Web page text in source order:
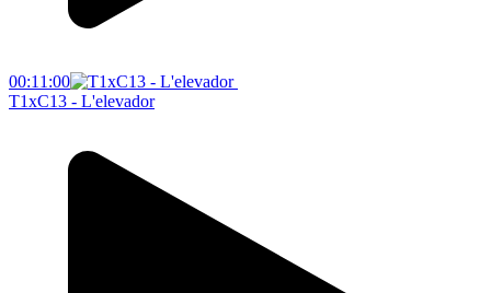
00:11:00
T1xC13 - L'elevador